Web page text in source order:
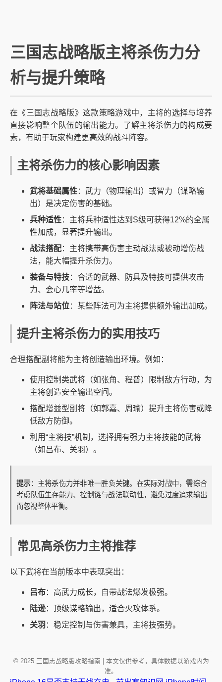
三国志战略版主将杀伤力分
析与提升策略
在《三国志战略版》这款策略游戏中，主将的选择与培养
直接影响整个队伍的输出能力。了解主将杀伤力的构成要
素，有助于玩家构建更高效的战斗阵容。
主将杀伤力的核心影响因素
武将基础属性：武力（物理输出）或智力（谋略输
出）是决定伤害的基础。
兵种适性：主将兵种适性达到S级可获得12%的全属
性加成，显著提升输出。
战法搭配：主将携带高伤害主动战法或被动增伤战
法，能大幅提升杀伤力。
装备与特技：合适的武器、防具及特技可提供攻击
力、会心几率等增益。
阵法与站位：某些阵法可为主将提供额外输出加成。
提升主将杀伤力的实用技巧
合理搭配副将能为主将创造输出环境。例如：
使用控制类武将（如张角、程普）限制敌方行动，为
主将创造安全输出空间。
搭配增益型副将（如郭嘉、周瑜）提升主将伤害或降
低敌方防御。
利用“主将技”机制，选择拥有强力主将技能的武将
（如吕布、关羽）。
提示：主将杀伤力并非唯一胜负关键。在实际对战中，需综合
考虑队伍生存能力、控制链与战法联动性，避免过度追求输出
而忽视整体平衡。
常见高杀伤力主将推荐
以下武将在当前版本中表现突出：
吕布：高武力成长，自带战法爆发极强。
陆逊：顶级谋略输出，适合火攻体系。
关羽 ：稳定控制与伤害兼具，主将技强势。
© 2025 三国志战略版攻略指南 | 本文仅供参考，具体数据以游戏内为
准。